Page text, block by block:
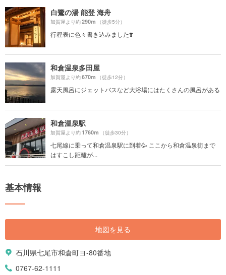
白鷺の湯 能登 海舟
加賀屋より約290m （徒歩5分）
行程表に色々書き込みました❣️
和倉温泉多田屋
加賀屋より約670m （徒歩12分）
露天風呂にジェットバスなど大浴場にはたくさんの風呂がある
和倉温泉駅
加賀屋より約1760m （徒歩30分）
七尾線に乗って和倉温泉駅に到着🥳 ここから和倉温泉街まで
はすこし距離が...
基本情報
地図を見る
石川県七尾市和倉町ヨ-80番地
0767-62-1111